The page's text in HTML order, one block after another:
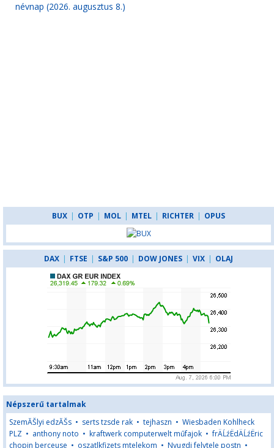
névnap (2026. augusztus 8.)
BUX | OTP | MOL | MTEL | RICHTER | OPUS
DAX | FTSE | S&P 500 | DOW JONES | VIX | OLAJ
Népszerű tartalmak
SzemĂŠlyi edzĂŠs • serts tzsde rak • tejhaszn • Wiesbaden Kohlheck
PLZ • anthony noto • kraftwerk computerwelt műfajok •frÄĹźËdÄĹźËric
chopin berceuse • oszatlkfizets mtelekom • Nyugdj felvtele postn •